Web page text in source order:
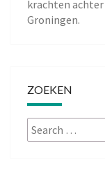
krachten achter
Groningen.
ZOEKEN
Search
for: